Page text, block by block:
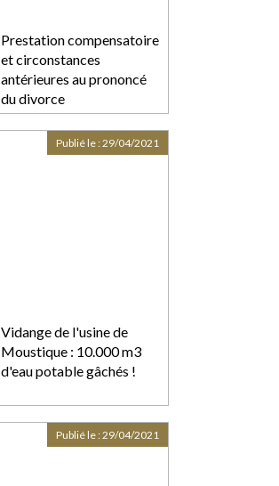
Prestation compensatoire
et circonstances
antérieures au prononcé
du divorce
Vidange de l'usine de
Moustique : 10.000 m3
d'eau potable gâchés !
Publié le :29/04/2021
Publié le :29/04/2021